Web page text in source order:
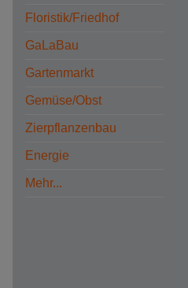
Floristik/Friedhof
GaLaBau
Gartenmarkt
Gemüse/Obst
Zierpflanzenbau
Energie
Mehr...